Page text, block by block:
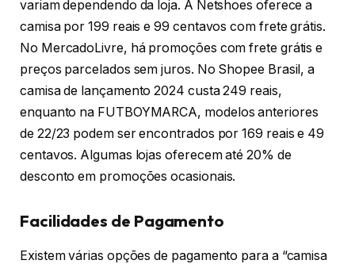
variam dependendo da loja. A Netshoes oferece a
camisa por 199 reais e 99 centavos com frete grátis.
No MercadoLivre, há promoções com frete grátis e
preços parcelados sem juros. No Shopee Brasil, a
camisa de lançamento 2024 custa 249 reais,
enquanto na FUTBOYMARCA, modelos anteriores
de 22/23 podem ser encontrados por 169 reais e 49
centavos. Algumas lojas oferecem até 20% de
desconto em promoções ocasionais.
Facilidades de Pagamento
Existem várias opções de pagamento para a “camisa